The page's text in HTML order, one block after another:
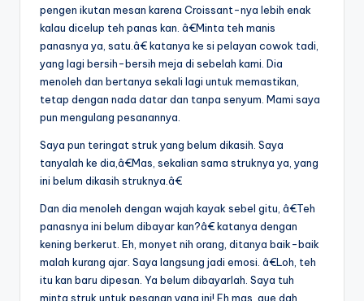
pengen ikutan mesan karena Croissant-nya lebih enak
kalau dicelup teh panas kan. â€Minta teh manis
panasnya ya, satu.â€ katanya ke si pelayan cowok tadi,
yang lagi bersih-bersih meja di sebelah kami. Dia
menoleh dan bertanya sekali lagi untuk memastikan,
tetap dengan nada datar dan tanpa senyum. Mami saya
pun mengulang pesanannya.
Saya pun teringat struk yang belum dikasih. Saya
tanyalah ke dia,â€Mas, sekalian sama struknya ya, yang
ini belum dikasih struknya.â€
Dan dia menoleh dengan wajah kayak sebel gitu, â€Teh
panasnya ini belum dibayar kan?â€ katanya dengan
kening berkerut. Eh, monyet nih orang, ditanya baik-baik
malah kurang ajar. Saya langsung jadi emosi. â€Loh, teh
itu kan baru dipesan. Ya belum dibayarlah. Saya tuh
minta struk untuk pesanan yang ini! Eh mas, gue dah